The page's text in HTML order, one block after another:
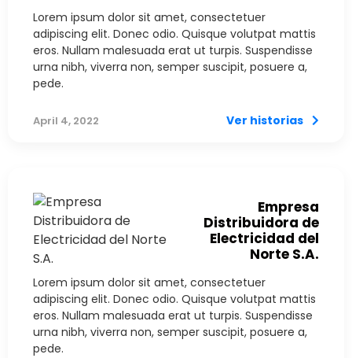
Lorem ipsum dolor sit amet, consectetuer
adipiscing elit. Donec odio. Quisque volutpat mattis
eros. Nullam malesuada erat ut turpis. Suspendisse
urna nibh, viverra non, semper suscipit, posuere a,
pede.
April 4, 2022 Ver historias
Empresa
Distribuidora de
Electricidad del
Norte S.A.
Lorem ipsum dolor sit amet, consectetuer
adipiscing elit. Donec odio. Quisque volutpat mattis
eros. Nullam malesuada erat ut turpis. Suspendisse
urna nibh, viverra non, semper suscipit, posuere a,
pede.